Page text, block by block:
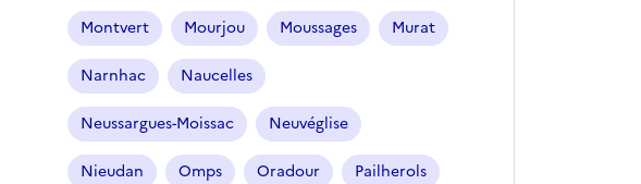
l
t
r
e
s
Montvert Mourjou Moussages Murat
Narnhac Naucelles
Neussargues-Moissac Neuvéglise
Nieudan Omps Oradour Pailherols